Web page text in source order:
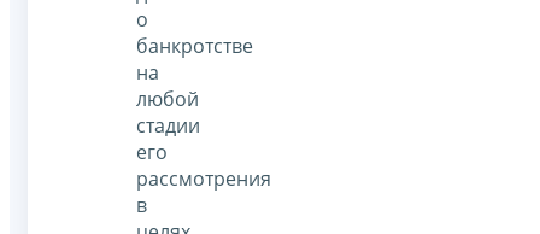
о
банкротстве
на
любой
стадии
его
рассмотрения
в